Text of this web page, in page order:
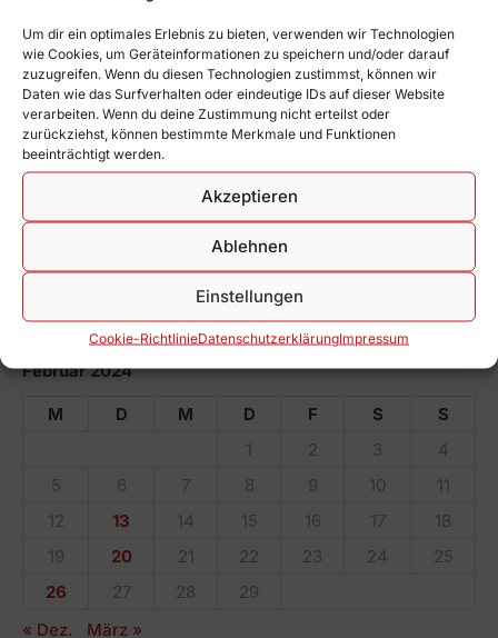
Um dir ein optimales Erlebnis zu bieten, verwenden wir Technologien
wie Cookies, um Geräteinformationen zu speichern und/oder darauf
zuzugreifen. Wenn du diesen Technologien zustimmst, können wir
Daten wie das Surfverhalten oder eindeutige IDs auf dieser Website
verarbeiten. Wenn du deine Zustimmung nicht erteilst oder
zurückziehst, können bestimmte Merkmale und Funktionen
beeinträchtigt werden.
Akzeptieren
Ablehnen
Einstellungen
Cookie-RichtlinieDatenschutz­erklärungImpressum
Heimwettkampf 2. Herren
04.07. um 14 Uhr, Turnzentrum
1. Damenteam erringt den Staffelsieg
25. Juni 2026
1. Damenteam geht als Favorit in den Heimwettkampf
18. Juni 2026
Katja Dudin erreicht Platz 7 beim Deutschlandcup
Februar 2024
M D M D F S
S
1
2 3
4
5
6 7 8 9 10
11
12
13 14 15 16 17
18
19
20 21 22 23 24
25
26
27 28
29
« Dez.
März »